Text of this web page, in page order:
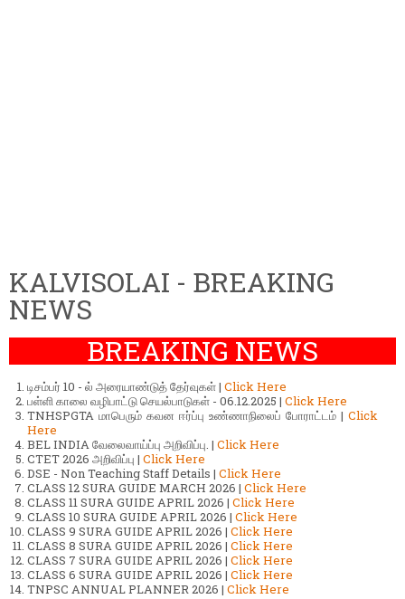
KALVISOLAI - BREAKING
NEWS
BREAKING NEWS
டிசம்பர் 10 - ல் அரையாண்டுத் தேர்வுகள் | Click Here
பள்ளி காலை வழிபாட்டு செயல்பாடுகள் - 06.12.2025 | Click Here
TNHSPGTA மாபெரும் கவன ஈர்ப்பு உண்ணாநிலைப் போராட்டம் | Click
Here
BEL INDIA வேலைவாய்ப்பு அறிவிப்பு. | Click Here
CTET 2026 அறிவிப்பு | Click Here
DSE - Non Teaching Staff Details | Click Here
CLASS 12 SURA GUIDE MARCH 2026 | Click Here
CLASS 11 SURA GUIDE APRIL 2026 | Click Here
CLASS 10 SURA GUIDE APRIL 2026 | Click Here
CLASS 9 SURA GUIDE APRIL 2026 | Click Here
CLASS 8 SURA GUIDE APRIL 2026 | Click Here
CLASS 7 SURA GUIDE APRIL 2026 | Click Here
CLASS 6 SURA GUIDE APRIL 2026 | Click Here
TNPSC ANNUAL PLANNER 2026 | Click Here